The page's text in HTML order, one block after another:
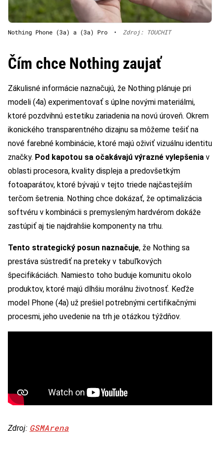
Nothing Phone (3a) a (3a) Pro • Zdroj: TOUCHIT
Čím chce Nothing zaujať
Zákulisné informácie naznačujú, že Nothing plánuje pri
modeli (4a) experimentovať s úplne novými materiálmi,
ktoré pozdvihnú estetiku zariadenia na novú úroveň. Okrem
ikonického transparentného dizajnu sa môžeme tešiť na
nové farebné kombinácie, ktoré majú oživiť vizuálnu identitu
značky. Pod kapotou sa očakávajú výrazné vylepšenia v
oblasti procesora, kvality displeja a predovšetkým
fotoaparátov, ktoré bývajú v tejto triede najčastejším
terčom šetrenia. Nothing chce dokázať, že optimalizácia
softvéru v kombinácii s premysleným hardvérom dokáže
zastúpiť aj tie najdrahšie komponenty na trhu.
Tento strategický posun naznačuje, že Nothing sa
prestáva sústrediť na preteky v tabuľkových
špecifikáciách. Namiesto toho buduje komunitu okolo
produktov, ktoré majú dlhšiu morálnu životnosť. Keďže
model Phone (4a) už prešiel potrebnými certifikačnými
procesmi, jeho uvedenie na trh je otázkou týždňov.
Zdroj: GSMArena